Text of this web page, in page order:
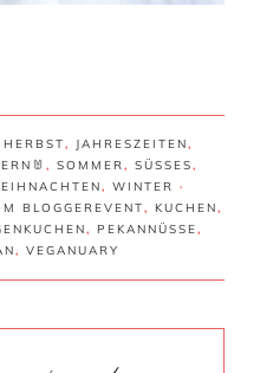
HERBST, JAHRESZEITEN,
, SOMMER , SÜSSES
,
, WINTER
·
BLOGGEREVENT, KUCHEN,
, PEKANNÜSSE,
, VEGANUARY